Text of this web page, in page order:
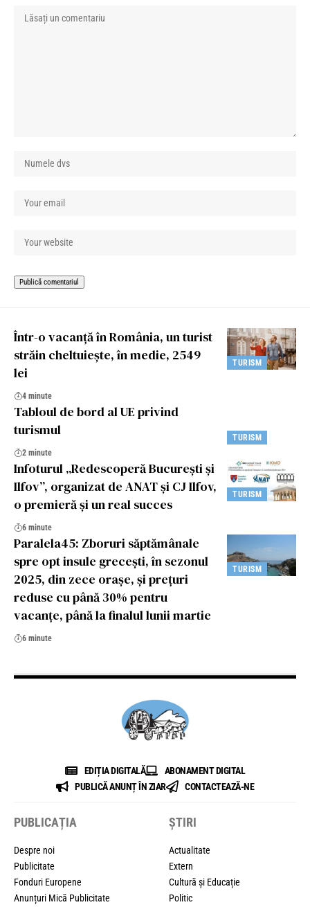
TURISM
Într-o vacanță în România, un turist
străin cheltuiește, în medie, 2549
lei
4 minute
TURISM
Tabloul de bord al UE privind
turismul
2 minute
TURISM
Infoturul „Redescoperă București și
Ilfov”, organizat de ANAT și CJ Ilfov,
o premieră și un real succes
6 minute
TURISM
Paralela45: Zboruri săptămânale
spre opt insule grecești, în sezonul
2025, din zece orașe, și prețuri
reduse cu până 30% pentru
vacanțe, până la finalul lunii martie
6 minute
EDIȚIA DIGITALĂ
ABONAMENT DIGITAL
PUBLICĂ ANUNȚ ÎN ZIAR
CONTACTEAZĂ-NE
PUBLICAȚIA
Despre noi
Publicitate
Fonduri Europene
Anunțuri Mică Publicitate
ȘTIRI
Actualitate
Extern
Cultură și Educație
Politic